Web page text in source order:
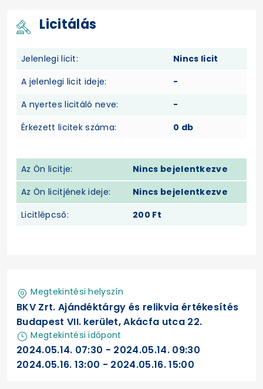
Licitálás
Jelenlegi licit:
Nincs licit
A jelenlegi licit ideje:
-
A nyertes licitáló neve:
-
Érkezett licitek száma:
0 db
Az Ön licitje:
Nincs bejelentkezve
Az Ön licitjének ideje:
Nincs bejelentkezve
Licitlépcső:
200 Ft
Megtekintési helyszín
BKV Zrt. Ajándéktárgy és relikvia értékesítés
Budapest VII. kerület, Akácfa utca 22.
Megtekintési időpont
2024.05.14. 07:30 - 2024.05.14. 09:30
2024.05.16. 13:00 - 2024.05.16. 15:00